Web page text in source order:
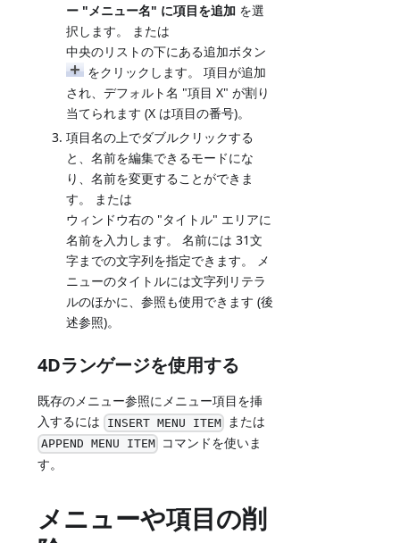
ー "メニュー名" に項目を追加 を選
択します。 または
中央のリストの下にある追加ボタン
をクリックします。 項目が追加
され、デフォルト名 "項目 X" が割り
当てられます (X は項目の番号)。
項目名の上でダブルクリックする
と、名前を編集できるモードにな
り、名前を変更することができま
す。 または
ウィンドウ右の "タイトル" エリアに
名前を入力します。 名前には 31文
字までの文字列を指定できます。 メ
ニューのタイトルには文字列リテラ
ルのほかに、参照も使用できます (後
述参照)。
4Dランゲージを使用する
既存のメニュー参照にメニュー項目を挿
入するには INSERT MENU ITEM または
APPEND MENU ITEM コマンドを使いま
す。
メニューや項目の削